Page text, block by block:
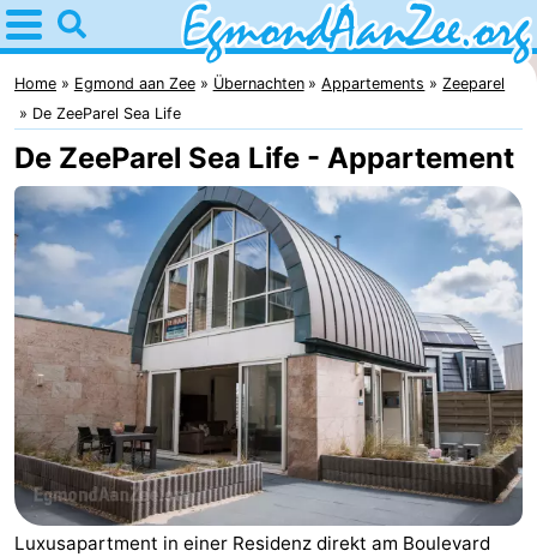
Home
Egmond
aan
Zee
Tipps
Für
kindern
Noordhollands
duinreservaat
Übernachten
Appartements
De
Graaf
-
Landgoed
-
Home Egmond aan Zee Übernachten Appartements
Zeeparel
De ZeeParel Sea Life
De ZeeParel Sea Life - Appartement
Luxusapartment in einer Residenz direkt am Boulevard